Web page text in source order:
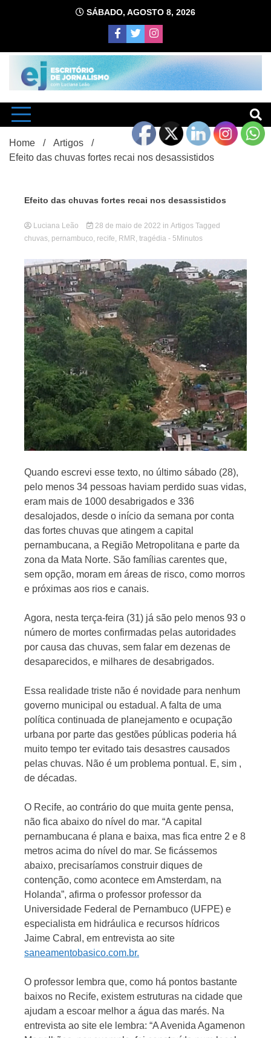
SÁBADO, AGOSTO 8, 2026
de
com Luciana Leão
Home
Artigos
Efeito das chuvas fortes recai nos desassistidos
Efeito das chuvas fortes recai nos desassistidos
Luciana Leão 28 de maio de 2022 in Artigos Tagged
chuvas, pernambuco, recife, RMR, tragédia - 5Minutos
Quando escrevi esse texto, no último sábado (28),
pelo menos 34 pessoas haviam perdido suas vidas,
eram mais de 1000 desabrigados e 336
desalojados, desde o início da semana por conta
das fortes chuvas que atingem a capital
pernambucana, a Região Metropolitana e parte da
zona da Mata Norte. São famílias carentes que,
sem opção, moram em áreas de risco, como morros
e próximas aos rios e canais.
Agora, nesta terça-feira (31) já são pelo menos 93 o
número de mortes confirmadas pelas autoridades
por causa das chuvas, sem falar em dezenas de
desaparecidos, e milhares de desabrigados.
Essa realidade triste não é novidade para nenhum
governo municipal ou estadual. A falta de uma
política continuada de planejamento e ocupação
urbana por parte das gestões públicas poderia há
muito tempo ter evitado tais desastres causados
pelas chuvas. Não é um problema pontual. E, sim ,
de décadas.
O Recife, ao contrário do que muita gente pensa,
não fica abaixo do nível do mar. “A capital
pernambucana é plana e baixa, mas fica entre 2 e 8
metros acima do nível do mar. Se ficássemos
abaixo, precisaríamos construir diques de
contenção, como acontece em Amsterdam, na
Holanda”, afirma o professor professor da
Universidade Federal de Pernambuco (UFPE) e
especialista em hidráulica e recursos hídricos
Jaime Cabral, em entrevista ao site
saneamentobasico.com.br.
O professor lembra que, como há pontos bastante
baixos no Recife, existem estruturas na cidade que
ajudam a escoar melhor a água das marés. Na
entrevista ao site ele lembra: “A Avenida Agamenon